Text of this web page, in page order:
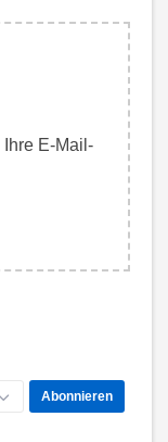
E-Mail-
Abonnieren